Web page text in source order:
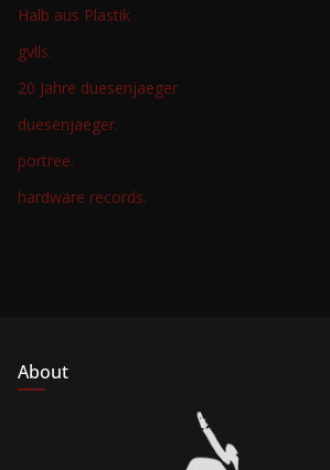
Halb aus Plastik
gvlls.
20 Jahre duesenjaeger
duesenjaeger.
portree.
hardware records.
About